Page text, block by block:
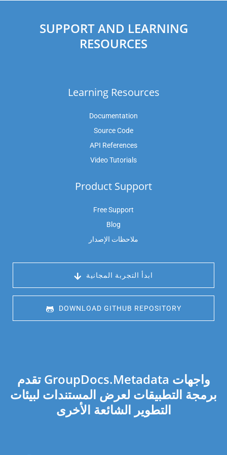
SUPPORT AND LEARNING
RESOURCES
Learning Resources
Documentation
Source Code
API References
Video Tutorials
Product Support
Free Support
Blog
ملاحظات الإصدار
ابدأ التجربة المجانية
DOWNLOAD GITHUB REPOSITORY
تقدم GroupDocs.Metadata واجهات
برمجة التطبيقات لعرض المستندات لبيئات
التطوير الشائعة الأخرى